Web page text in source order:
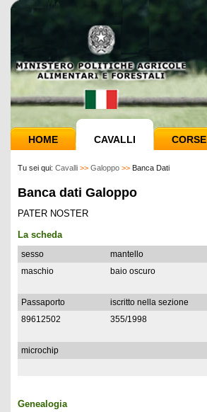
HOME CAVALLI CORSE
Tu sei qui: Cavalli >> Galoppo >> Banca Dati
Banca dati Galoppo
PATER NOSTER
La scheda
sesso mantello
maschio
baio oscuro
Passaporto iscritto nella sezione
89612502
355/1998
microchip
Genealogia